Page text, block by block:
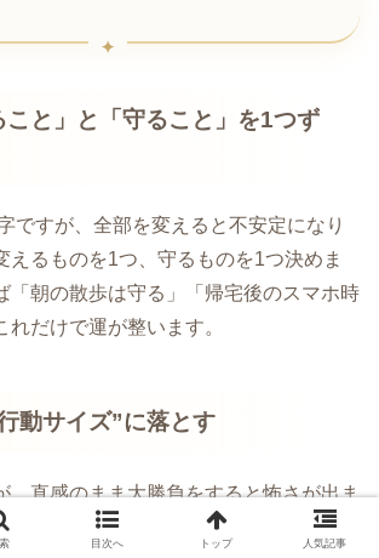
こと」と「守ること」を1つず
ですが、全部を変えると不安定になり
えるものを1つ、守るものを1つ決めま
「朝の散歩は守る」「帰宅後のスマホ時
れだけで運が整います。
動サイズ”に落とす
、直感のまま大勝負をすると怖さが出ま
「小さく試す」が最強です。連絡する
目次へ トップ 人気記事